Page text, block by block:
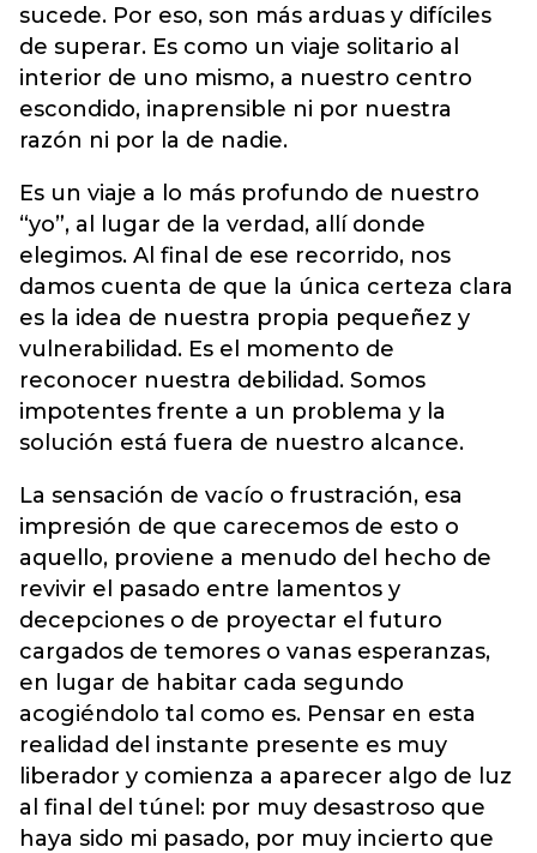
sucede. Por eso, son más arduas y difíciles
de superar. Es como un viaje solitario al
interior de uno mismo, a nuestro centro
escondido, inaprensible ni por nuestra
razón ni por la de nadie.
Es un viaje a lo más profundo de nuestro
“yo”, al lugar de la verdad, allí donde
elegimos. Al final de ese recorrido, nos
damos cuenta de que la única certeza clara
es la idea de nuestra propia pequeñez y
vulnerabilidad. Es el momento de
reconocer nuestra debilidad. Somos
impotentes frente a un problema y la
solución está fuera de nuestro alcance.
La sensación de vacío o frustración, esa
impresión de que carecemos de esto o
aquello, proviene a menudo del hecho de
revivir el pasado entre lamentos y
decepciones o de proyectar el futuro
cargados de temores o vanas esperanzas,
en lugar de habitar cada segundo
acogiéndolo tal como es. Pensar en esta
realidad del instante presente es muy
liberador y comienza a aparecer algo de luz
al final del túnel: por muy desastroso que
haya sido mi pasado, por muy incierto que